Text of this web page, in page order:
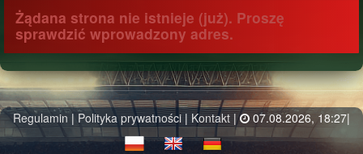
Żądana strona nie istnieje (już). Proszę
sprawdzić wprowadzony adres.
Regulamin | Polityka prywatności | Kontakt | 07.08.2026, 18:27|